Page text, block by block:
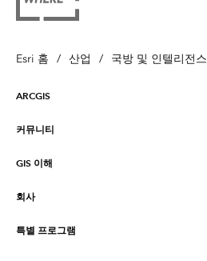
Esri 홈 / 산업 / 국방 및 인텔리전스
ARCGIS
ArcGIS Overview
커뮤니티
Esri 커뮤니티
ArcGIS Blog
GIS 이해
GIS란?
로케이션 인텔리전스
회사
Esri 정보
특별 프로그램